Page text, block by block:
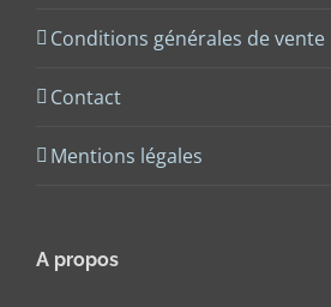
Conditions générales de vente
Contact
Mentions légales
A propos